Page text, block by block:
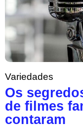
Variedades
Os
de filmes
contaram